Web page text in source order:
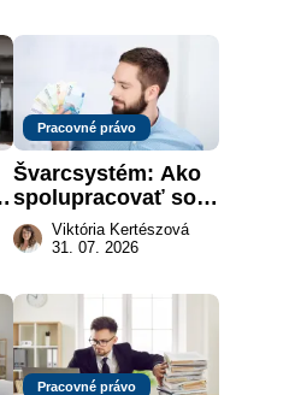
Pracovné právo
Švarcsystém: Ako
spolupracovať so
živnostníkom
legálne a bez
Viktória Kertészová
31. 07. 2026
Pracovné právo